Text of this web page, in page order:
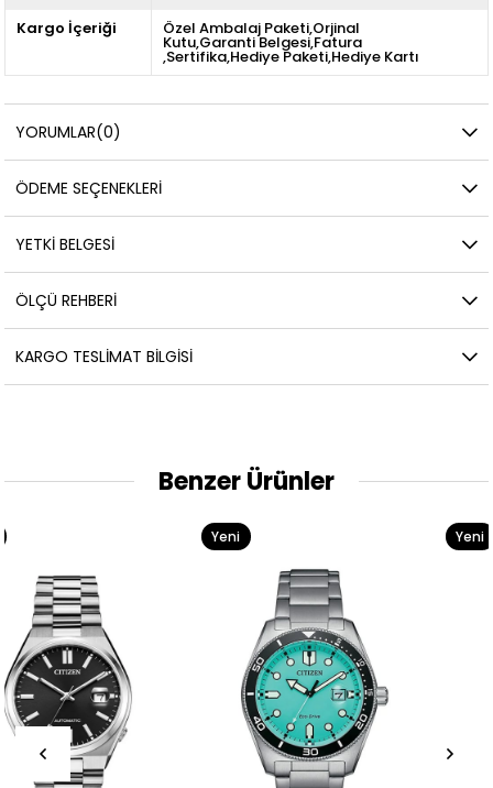
Kargo İçeriği
Özel Ambalaj Paketi,Orjinal
Kutu,Garanti Belgesi,Fatura
,Sertifika,Hediye Paketi,Hediye Kartı
YORUMLAR(0)
ÖDEME SEÇENEKLERI
YETKİ BELGESİ
ÖLÇÜ REHBERI
KARGO TESLIMAT BILGISI
Benzer Ürünler